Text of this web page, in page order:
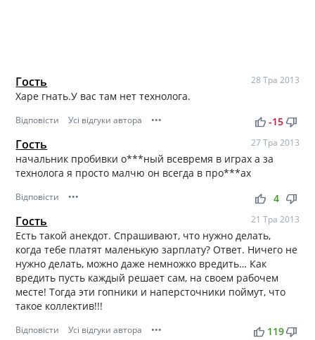
Гость 28 Тра 2013
Харе гнать.У вас там нет технолога.
Відповісти Усі відгуки автора ••• thumb_up thumb_down
-15
Гость 27 Тра 2013
начальник пробивки о***ный всевремя в играх а за
технолога я просто малчю он всегда в про***ах
Відповісти ••• thumb_up thumb_down
4
Гость 21 Тра 2013
Есть такой анекдот. Спрашивают, что нужно делать,
когда тебе платят маленькую зарплату? Ответ. Ничего не
нужно делать, можно даже немножко вредить… Как
вредить пусть каждый решает сам, на своем рабочем
месте! Тогда эти гопники и наперсточники поймут, что
такое коллектив!!!
Відповісти Усі відгуки автора ••• thumb_up thumb_down
119